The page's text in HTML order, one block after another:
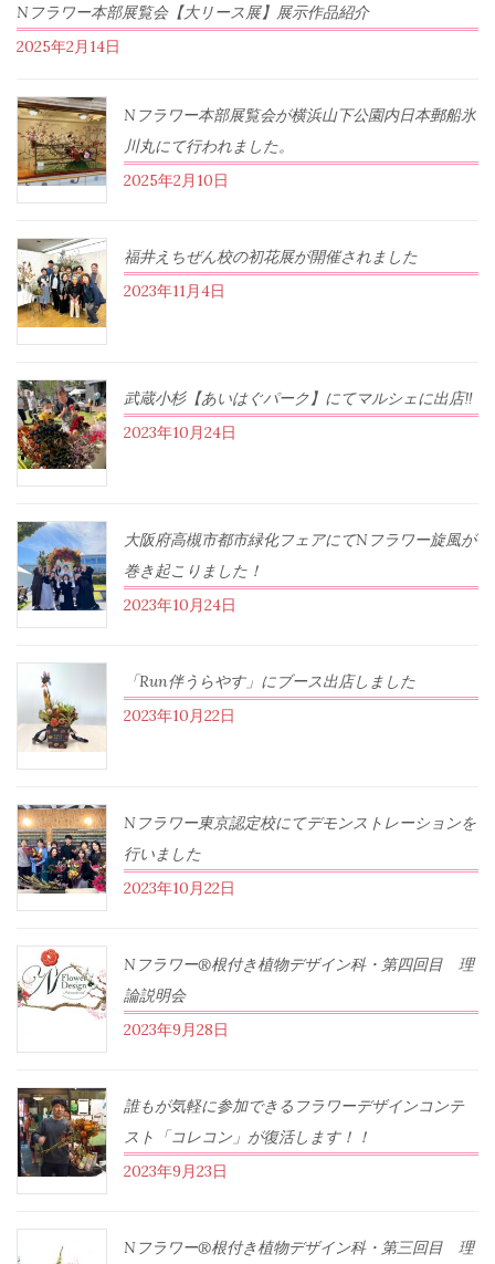
Nフラワー本部展覧会【大リース展】展示作品紹介
2025年2月14日
Nフラワー本部展覧会が横浜山下公園内日本郵船氷
川丸にて行われました。
2025年2月10日
福井えちぜん校の初花展が開催されました
2023年11月4日
武蔵小杉【あいはぐパーク】にてマルシェに出店‼︎
2023年10月24日
大阪府高槻市都市緑化フェアにてNフラワー旋風が
巻き起こりました！
2023年10月24日
「Run伴うらやす」にブース出店しました
2023年10月22日
Nフラワー東京認定校にてデモンストレーションを
行いました
2023年10月22日
Nフラワー®根付き植物デザイン科・第四回目 理
論説明会
2023年9月28日
誰もが気軽に参加できるフラワーデザインコンテ
スト「コレコン」が復活します！！
2023年9月23日
Nフラワー®根付き植物デザイン科・第三回目 理